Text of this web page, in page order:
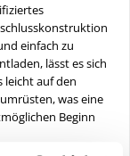
einfach zu
lässt es sich
leicht auf den
was eine
Beginn